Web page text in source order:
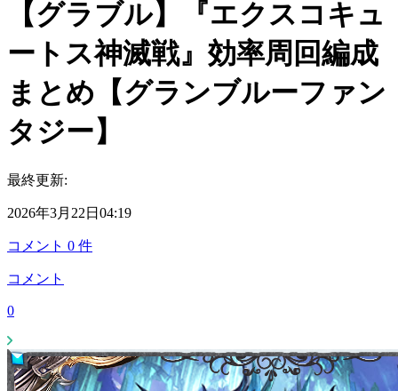
【グラブル】『エクスコキュ
ートス神滅戦』効率周回編成
まとめ【グランブルーファン
タジー】
最終更新:
2026年3月22日04:19
コメント 0 件
コメント
0